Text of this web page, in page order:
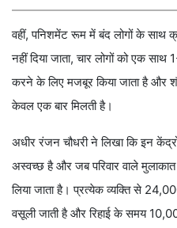
वहीं, पनिशमेंट रूम में बंद लोगों के साथ
नहीं दिया जाता, चार लोगों को एक
करने के लिए मजबूर किया जाता है और
केवल एक बार मिलती है।
अधीर रंजन चौधरी ने लिखा कि इन
अस्वच्छ है और जब परिवार वाले
लिया जाता है। प्रत्येक व्यक्ति से
वसूली जाती है और रिहाई के समय